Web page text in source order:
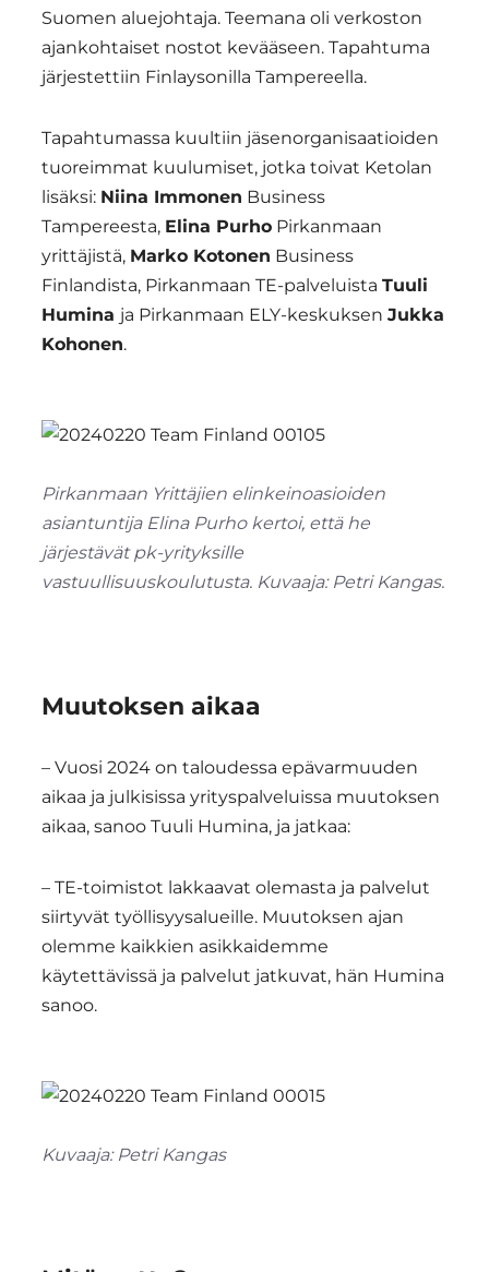
Suomen aluejohtaja. Teemana oli verkoston
ajankohtaiset nostot kevääseen. Tapahtuma
järjestettiin Finlaysonilla Tampereella.
Tapahtumassa kuultiin jäsenorganisaatioiden
tuoreimmat kuulumiset, jotka toivat Ketolan
lisäksi: Niina Immonen Business
Tampereesta, Elina Purho Pirkanmaan
yrittäjistä, Marko Kotonen Business
Finlandista, Pirkanmaan TE-palveluista Tuuli
Humina ja Pirkanmaan ELY-keskuksen Jukka
Kohonen.
Pirkanmaan Yrittäjien elinkeinoasioiden
asiantuntija Elina Purho kertoi, että he
järjestävät pk-yrityksille
vastuullisuuskoulutusta. Kuvaaja: Petri Kangas.
Muutoksen aikaa
– Vuosi 2024 on taloudessa epävarmuuden
aikaa ja julkisissa yrityspalveluissa muutoksen
aikaa, sanoo Tuuli Humina, ja jatkaa:
– TE-toimistot lakkaavat olemasta ja palvelut
siirtyvät työllisyysalueille. Muutoksen ajan
olemme kaikkien asikkaidemme
käytettävissä ja palvelut jatkuvat, hän Humina
sanoo.
Kuvaaja: Petri Kangas